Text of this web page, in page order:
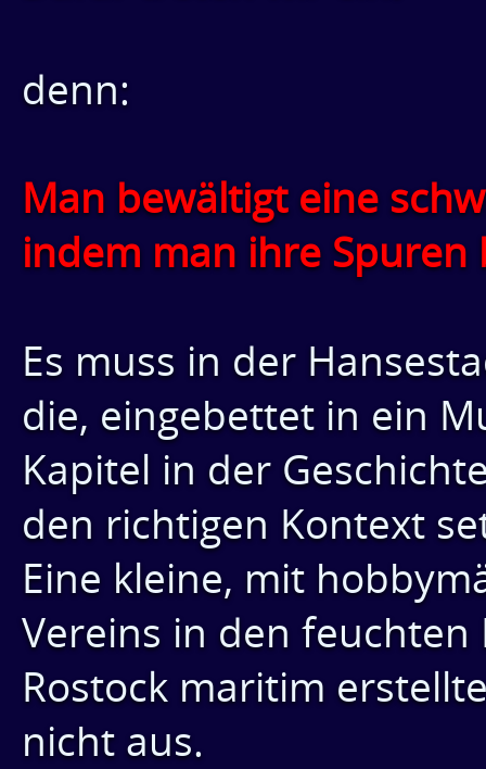
denn:
Man bewältigt eine
indem man ihre Spuren
Es muss in der
die, eingebettet in ein
Kapitel in der
den richtigen Kontext
Eine kleine, mit
Vereins in den
Rostock maritim
nicht aus.